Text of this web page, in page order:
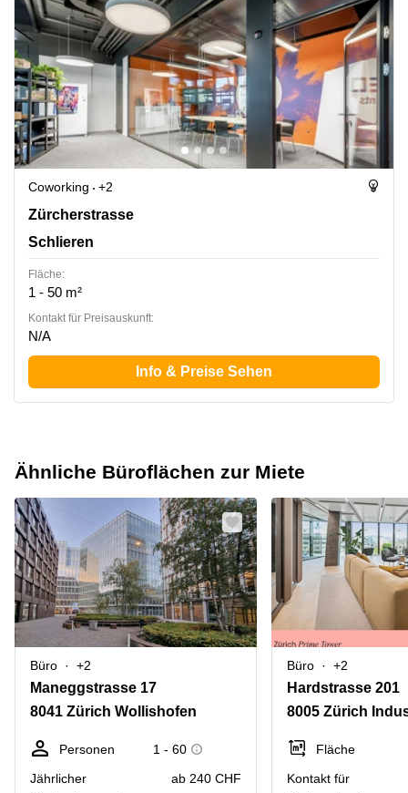
Coworking
+2
Zürcherstrasse 39, Schlieren
Zürcherstrasse
Schlieren
Fläche:
1 - 50 m²
Kontakt für Preisauskunft:
N/A
Info & Preise Sehen
Ähnliche Büroflächen zur Miete
Büro +2
Maneggstrasse 17
8041 Zürich Wollishofen
Personen
1 - 60
Jährlicher
ab 240 CHF
Büro +2
Hardstrasse 201
8005 Zürich
Fläche
Kontakt für